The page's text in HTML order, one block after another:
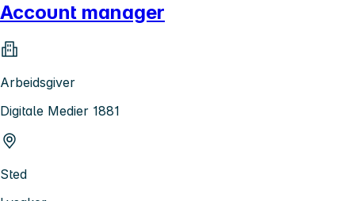
Account manager
Arbeidsgiver
Digitale Medier 1881
Sted